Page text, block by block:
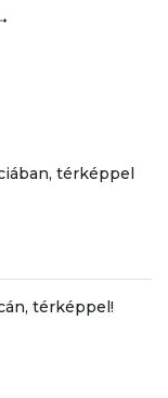
térképpel
térképpel!